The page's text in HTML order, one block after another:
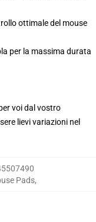
ottimale del mouse
per la massima durata
voi dal vostro
lievi variazioni nel
Pads,